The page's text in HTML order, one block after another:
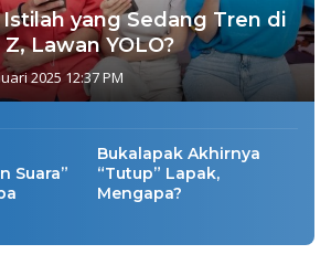
Istilah yang Sedang Tren di
Lawan YOLO?
2025 12:37 PM
Suara”
Bukalapak Akhirnya
“Tutup” Lapak,
Mengapa?